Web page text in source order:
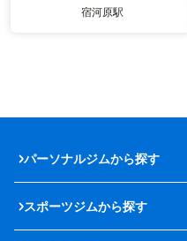
宿河原駅
パーソナルジムから探す
スポーツジムから探す